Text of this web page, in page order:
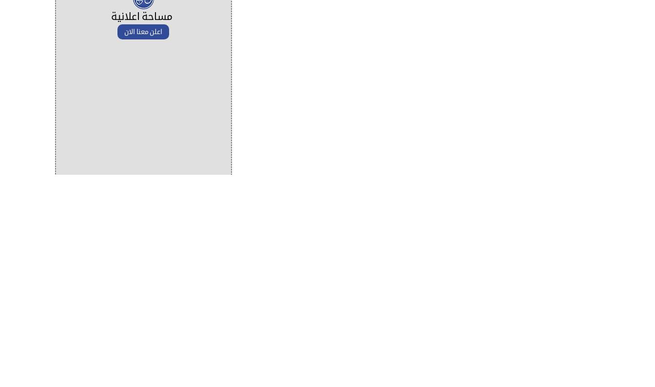
مساحة اعلانية
اعلن معنا الان